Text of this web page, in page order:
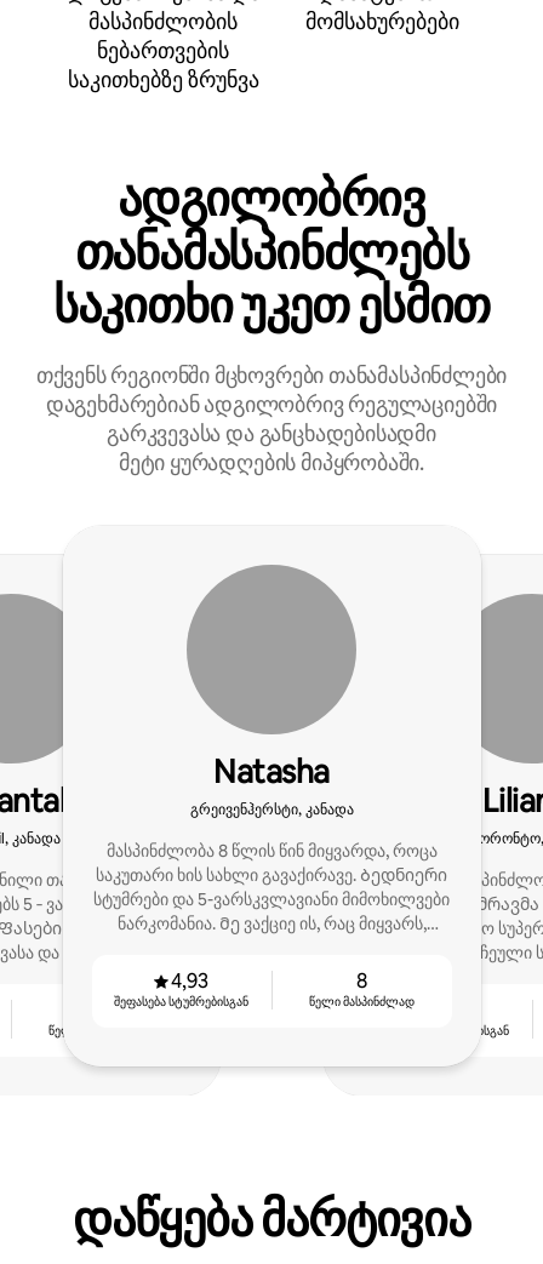
მასპინძლობის
ნებართვების
საკითხებზე ზრუნვა
მომსახურებები
ადგილობრივ
თანამასპინძლებს
საკითხი უკეთ ესმით
თქვენს რეგიონში მცხოვრები თანამასპინძლები
დაგეხმარებიან ადგილობრივ რეგულაციებში
გარკვევასა და განცხადებისადმი
მეტი ყურადღების მიპყრობაში.
კანადა
თანამასპინძელი,
5 ‑ ვარსკვლავიან
ოპტიმიზაციას,
და შემოსავლის
წელი მასპინძლად
Natasha
გრეივენჰერსტი, კანადა
მასპინძლობა 8 წლის წინ მიყვარდა, როცა
საკუთარი ხის სახლი გავაქირავე. Ბედნიერი
სტუმრები და 5-ვარსკვლავიანი მიმოხილვები
ნარკომანია. Მე ვაქციე ის, რაც მიყვარს,
4,93
შეფასება სტუმრებისგან
8
წელი მასპინძლად
ჩემი სახლის
წინ დავიწყე.
ხელი შეუწყო
სტუმრების რჩეული
შეფასება სტუმრებისგან
დაწყება მარტივია